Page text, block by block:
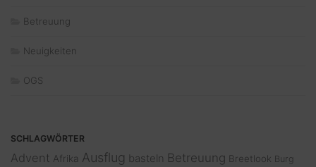
Betreuung
Neuigkeiten
OGS
SCHLAGWÖRTER
Advent Afrika Ausflug basteln Betreuung Breetlook Burg